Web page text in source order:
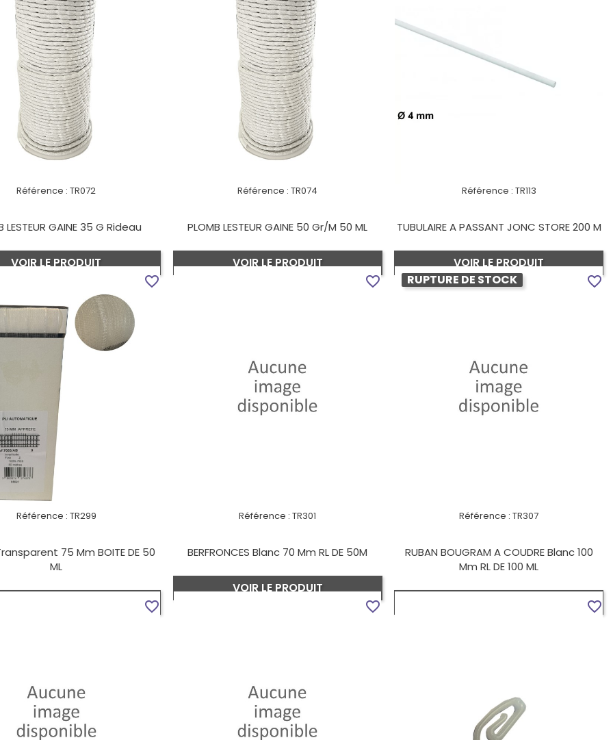
Référence : TR072
LESTEUR GAINE 35 G Rideau
VOIR LE PRODUIT
Référence : TR074
PLOMB LESTEUR GAINE 50 Gr/m 50 ML
VOIR LE PRODUIT
Référence : TR113
TUBULAIRE A PASSANT JONC STORE 200 M
VOIR LE PRODUIT
Référence : TR299
75 Mm BOITE DE 50
ML
favorite_border
Référence : TR301
BERFRONCES Blanc 70 Mm RL DE 50M
VOIR LE PRODUIT
favorite_border RUPTURE DE STOCK
Référence : TR307
RUBAN BOUGRAM A COUDRE Blanc 100
Mm RL DE 100 ML
favorite_border
favorite_border favorite_border favorite_border